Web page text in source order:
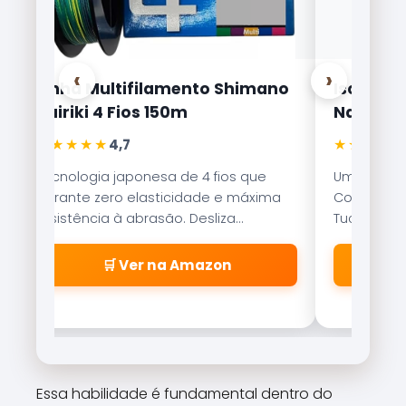
‹
Linha Multifilamento Shimano
Kairiki 4 Fios 150m
★★★★★4,7
Tecnologia japonesa de 4 fios que
garante zero elasticidade e máxima
resistência à abrasão. Desliza
suavemente pelos passadores.
🛒 Ver na Amazon
Isca
★★★★★
Uma das
Com
Tucunaré
qualquer
›
Essa habilidade é fundamental dentro do